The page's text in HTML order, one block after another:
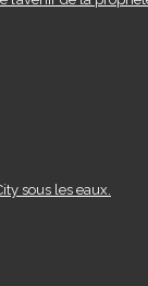
sous les eaux.